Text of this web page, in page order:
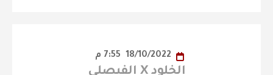
الخلود X الفيصلي